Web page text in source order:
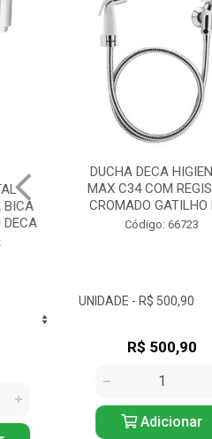
DUCHA DECA HIGIENICA
MAX C34 COM REGISTRO
CROMADO GATILHO BR...
Código: 66723
R$ 500,90
Adicionar